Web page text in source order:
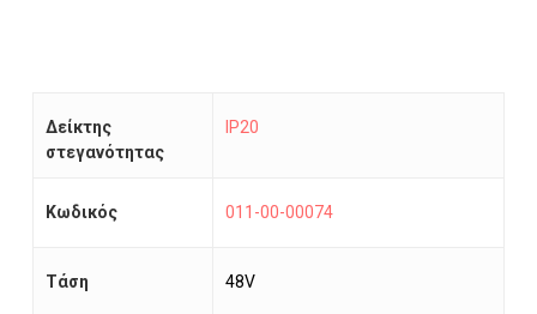
Δείκτης
στεγανότητας
IP20
Κωδικός 011-00-00074
Τάση 48V